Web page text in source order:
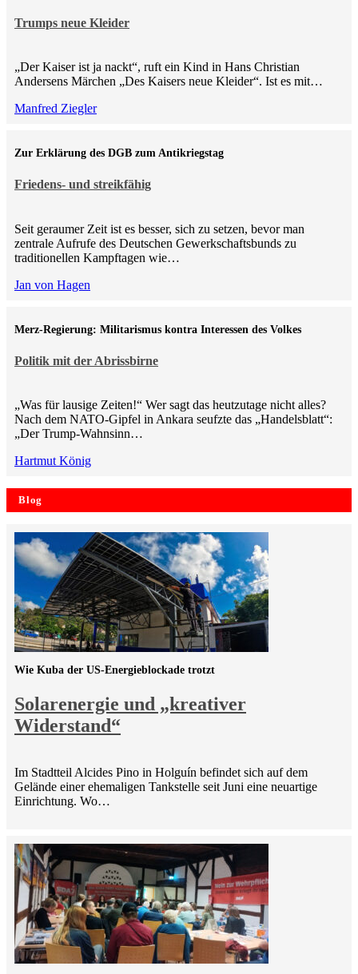
Trumps neue Kleider
„Der Kaiser ist ja nackt“, ruft ein Kind in Hans Christian
Andersens Märchen „Des Kaisers neue Kleider“. Ist es mit…
Manfred Ziegler
Friedens- und streikfähig
Zur Erklärung des DGB zum Antikriegstag
Seit geraumer Zeit ist es besser, sich zu setzen, bevor man
zentrale Aufrufe des Deutschen Gewerkschaftsbunds zu
traditionellen Kampftagen wie…
Jan von Hagen
Politik mit der Abrissbirne
Merz-Regierung: Militarismus kontra Inte­ressen des Volkes
„Was für lausige Zeiten!“ Wer sagt das heutzutage nicht alles?
Nach dem NATO-Gipfel in Ankara seufzte das „Handelsblatt“:
„Der Trump-Wahnsinn…
Hartmut König
Blog
Solarenergie und „kreativer
Widerstand“
Wie Kuba der US-Energieblockade trotzt
Im Stadtteil Alcides Pino in Holguín befindet sich auf dem
Gelände einer ehemaligen Tankstelle seit Juni eine neuartige
Einrichtung. Wo…